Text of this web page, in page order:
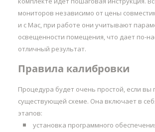
мониторов независимо от цены
и с Mac, при работе они учитывают
освещенности помещения, что дает по-
отличный результат.
Правила калибровки
Процедура будет очень простой, если вы
существующей схеме. Она включает в
этапов:
установка программного